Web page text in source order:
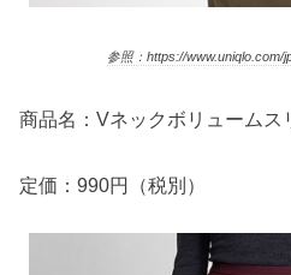
参照：https://www.uniqlo.com/
商品名：Vネックボリュームス
定価：990円（税別）